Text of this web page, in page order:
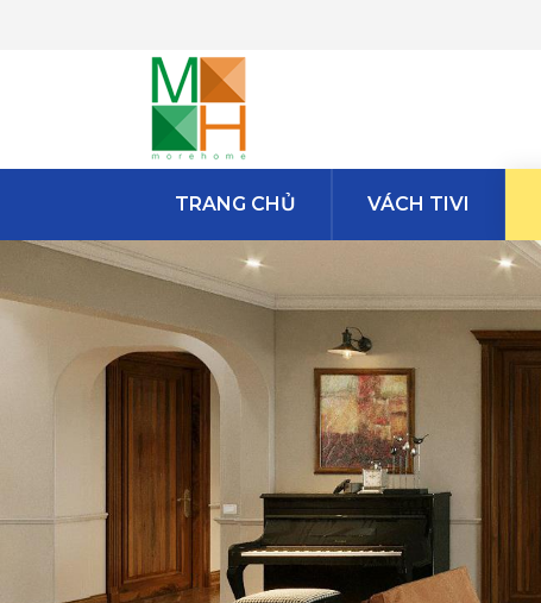
TRANG CHỦ VÁCH TIVI